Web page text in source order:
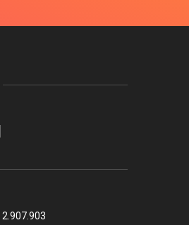
2.907.903